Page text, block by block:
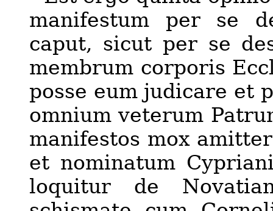
manifestum per se
caput, sicut per se
membrum corporis
posse eum judicare et
omnium veterum
manifestos mox
et nominatum
loquitur de